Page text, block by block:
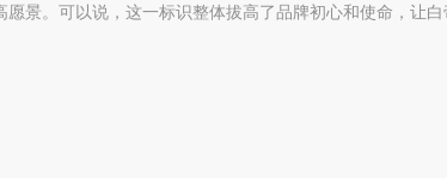
景。可以说，这一标识整体拔高了品牌初心和使命，让白